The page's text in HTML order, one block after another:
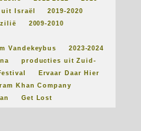
Israël
2019-2020
2009-2010
Vandekeybus
2023-2024
producties uit Zuid-
Ervaar Daar Hier
Khan Company
Get Lost